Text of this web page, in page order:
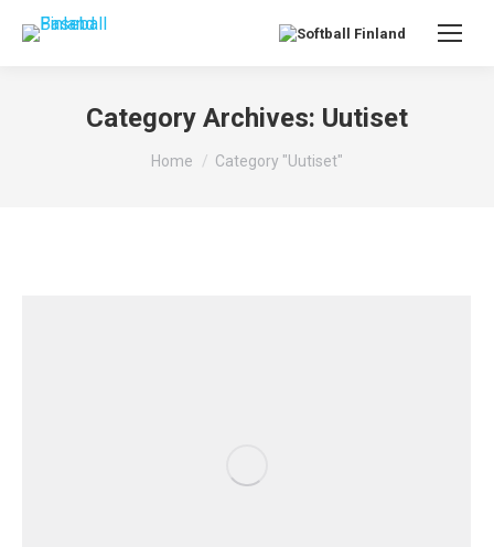
Category Archives: Uutiset
You are here:
Home Category "Uutiset"